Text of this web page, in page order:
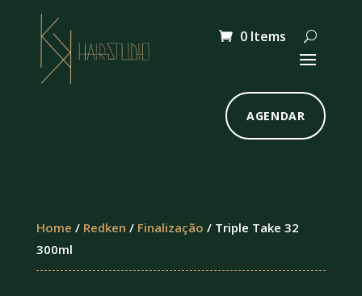
0 Items
AGENDAR
Home / Redken / Finalização / Triple Take 32
300ml